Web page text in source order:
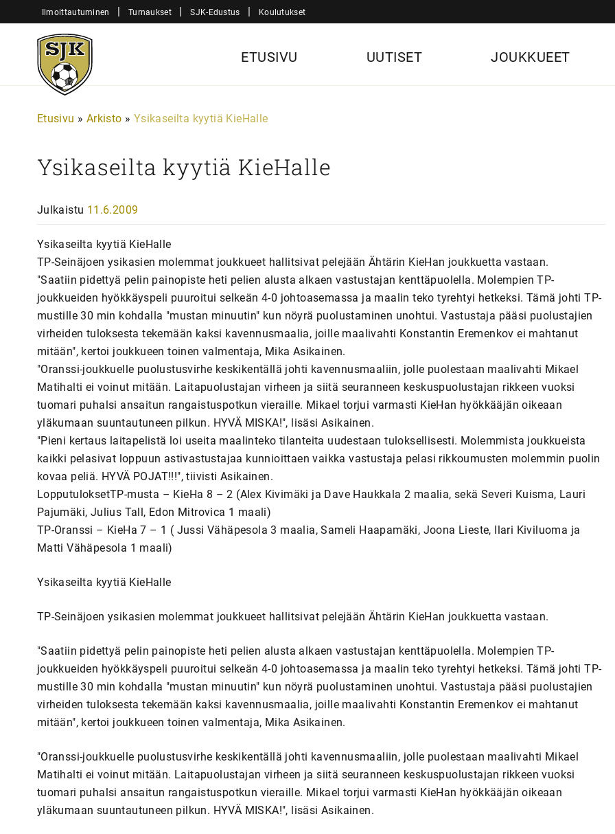
sisältöön
Ilmoittautuminen | Turnaukset | SJK-Edustus | Koulutukset
Sjk-
Juniorit
ETUSIVU UUTISET JOUKKUEET
Etusivu » Arkisto » Ysikaseilta kyytiä KieHalle
Ysikaseilta kyytiä KieHalle
Julkaistu 11.6.2009
Ysikaseilta kyytiä KieHalle
TP-Seinäjoen ysikasien molemmat joukkueet hallitsivat pelejään Ähtärin KieHan joukkuetta vastaan.
"Saatiin pidettyä pelin painopiste heti pelien alusta alkaen vastustajan kenttäpuolella. Molempien TP-
joukkueiden hyökkäyspeli puuroitui selkeän 4-0 johtoasemassa ja maalin teko tyrehtyi hetkeksi. Tämä johti TP-
mustille 30 min kohdalla "mustan minuutin" kun nöyrä puolustaminen unohtui. Vastustaja pääsi puolustajien
virheiden tuloksesta tekemään kaksi kavennusmaalia, joille maalivahti Konstantin Eremenkov ei mahtanut
mitään", kertoi joukkueen toinen valmentaja, Mika Asikainen.
"Oranssi-joukkuelle puolustusvirhe keskikentällä johti kavennusmaaliin, jolle puolestaan maalivahti Mikael
Matihalti ei voinut mitään. Laitapuolustajan virheen ja siitä seuranneen keskuspuolustajan rikkeen vuoksi
tuomari puhalsi ansaitun rangaistuspotkun vieraille. Mikael torjui varmasti KieHan hyökkääjän oikeaan
yläkumaan suuntautuneen pilkun. HYVÄ MISKA!", lisäsi Asikainen.
"Pieni kertaus laitapelistä loi useita maalinteko tilanteita uudestaan tuloksellisesti. Molemmista joukkueista
kaikki pelasivat loppuun astivastustajaa kunnioittaen vaikka vastustaja pelasi rikkoumusten molemmin puolin
kovaa peliä. HYVÄ POJAT!!!", tiivisti Asikainen.
LopputuloksetTP-musta – KieHa 8 – 2 (Alex Kivimäki ja Dave Haukkala 2 maalia, sekä Severi Kuisma, Lauri
Pajumäki, Julius Tall, Edon Mitrovica 1 maali)
TP-Oranssi – KieHa 7 – 1 ( Jussi Vähäpesola 3 maalia, Sameli Haapamäki, Joona Lieste, Ilari Kiviluoma ja
Matti Vähäpesola 1 maali)
Ysikaseilta kyytiä KieHalle
TP-Seinäjoen ysikasien molemmat joukkueet hallitsivat pelejään Ähtärin KieHan joukkuetta vastaan.
"Saatiin pidettyä pelin painopiste heti pelien alusta alkaen vastustajan kenttäpuolella. Molempien TP-
joukkueiden hyökkäyspeli puuroitui selkeän 4-0 johtoasemassa ja maalin teko tyrehtyi hetkeksi. Tämä johti TP-
mustille 30 min kohdalla "mustan minuutin" kun nöyrä puolustaminen unohtui. Vastustaja pääsi puolustajien
virheiden tuloksesta tekemään kaksi kavennusmaalia, joille maalivahti Konstantin Eremenkov ei mahtanut
mitään", kertoi joukkueen toinen valmentaja, Mika Asikainen.
"Oranssi-joukkuelle puolustusvirhe keskikentällä johti kavennusmaaliin, jolle puolestaan maalivahti Mikael
Matihalti ei voinut mitään. Laitapuolustajan virheen ja siitä seuranneen keskuspuolustajan rikkeen vuoksi
tuomari puhalsi ansaitun rangaistuspotkun vieraille. Mikael torjui varmasti KieHan hyökkääjän oikeaan
yläkumaan suuntautuneen pilkun. HYVÄ MISKA!", lisäsi Asikainen.